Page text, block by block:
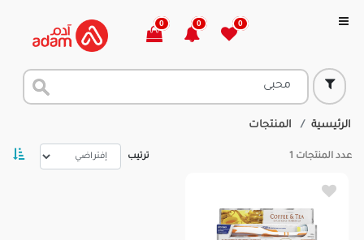
0
0
0
الرئيسية المنتجات
عدد المنتجات 1 ترتيب